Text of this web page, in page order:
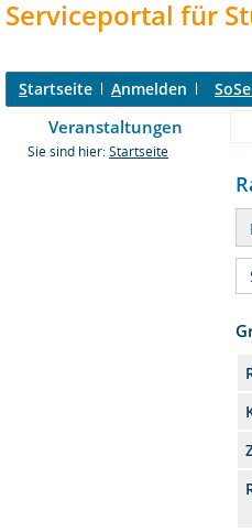
Serviceportal für
Startseite Anmelden
Veranstaltungen
Sie sind hier: Startseite